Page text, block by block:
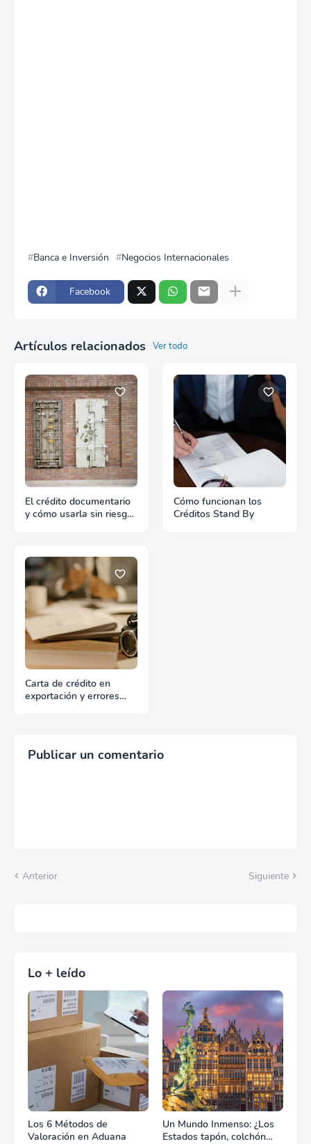
Banca e Inversión Negocios Internacionales
Facebook
Artículos relacionados Ver todo
El crédito documentario
y cómo usarla sin riesgos
Cómo funcionan los
Créditos Stand By
Carta de crédito en
exportación y errores
Publicar un comentario
Anterior Siguiente
Lo + leído
Los 6 Métodos de
Valoración en Aduana
Un Mundo Inmenso: ¿Los
Estados tapón, colchón